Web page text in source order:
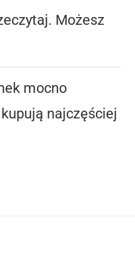
Możesz
mocno
najczęściej